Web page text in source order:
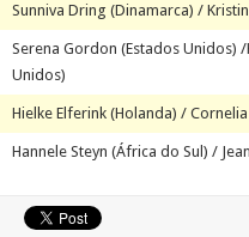
Sunniva Dring (Dinamarca) /
Serena Gordon (Estados Unidos)
Unidos)
Hielke Elferink (Holanda) / Cornelia
Hannele Steyn (África do Sul) /